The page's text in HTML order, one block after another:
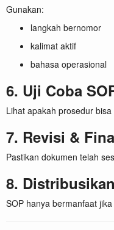
Gunakan:
langkah bernomor
kalimat aktif
bahasa operasional
6. Uji Coba
Lihat apakah prosedur
7. Revisi &
Pastikan dokumen telah
8.
SOP hanya bermanfaat